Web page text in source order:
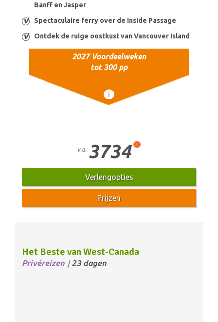
Banff en Jasper
Spectaculaire ferry over de Inside Passage
Ontdek de ruige oostkust van Vancouver Island
2027 Voordeelweken
tot 300 pp
i
v.a. 3734 i
Verlengopties
Prijzen
Het Beste van West-Canada
Privéreizen /23 dagen